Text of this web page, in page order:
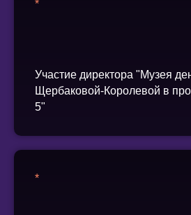
*
Участие директора "Музея
Щербаковой-Королевой в
5"
*